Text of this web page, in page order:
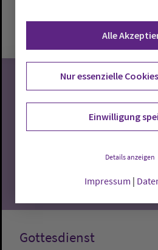
St.-Laurentius-Kirche
09
08.2026
Gottesdienst
Alle
Nur essenzielle
Einwilligung
Details anzeigen
Impressum |